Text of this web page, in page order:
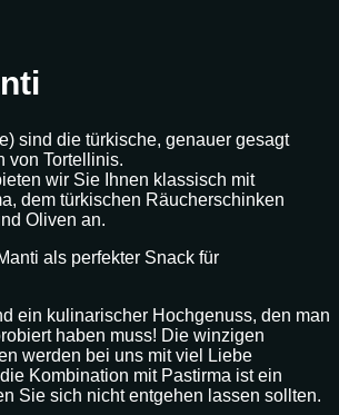
sind die türkische, genauer gesagt
von Tortellinis.
wir Sie Ihnen klassisch mit
dem türkischen Räucherschinken
Oliven an.
als perfekter Snack für
ein kulinarischer Hochgenuss, den man
haben muss! Die winzigen
werden bei uns mit viel Liebe
Kombination mit Pastirma ist ein
Sie sich nicht entgehen lassen sollten.